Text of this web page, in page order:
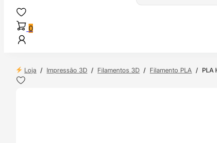
0
Loja / Impressão 3D / Filamentos 3D / Filamento PLA / PLA